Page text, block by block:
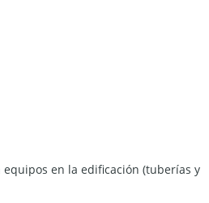
en la edificación (tuberías y